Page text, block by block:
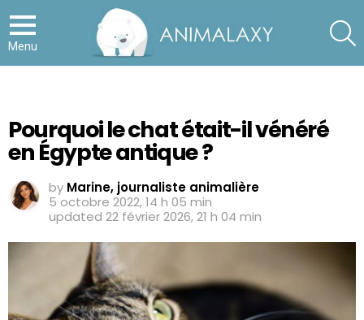
Menu
Pourquoi le chat était-il vénéré
en Égypte antique ?
by Marine, journaliste animalière
5 octobre 2022, 14 h 05 min
updated 22 février 2026, 21 h 04 min